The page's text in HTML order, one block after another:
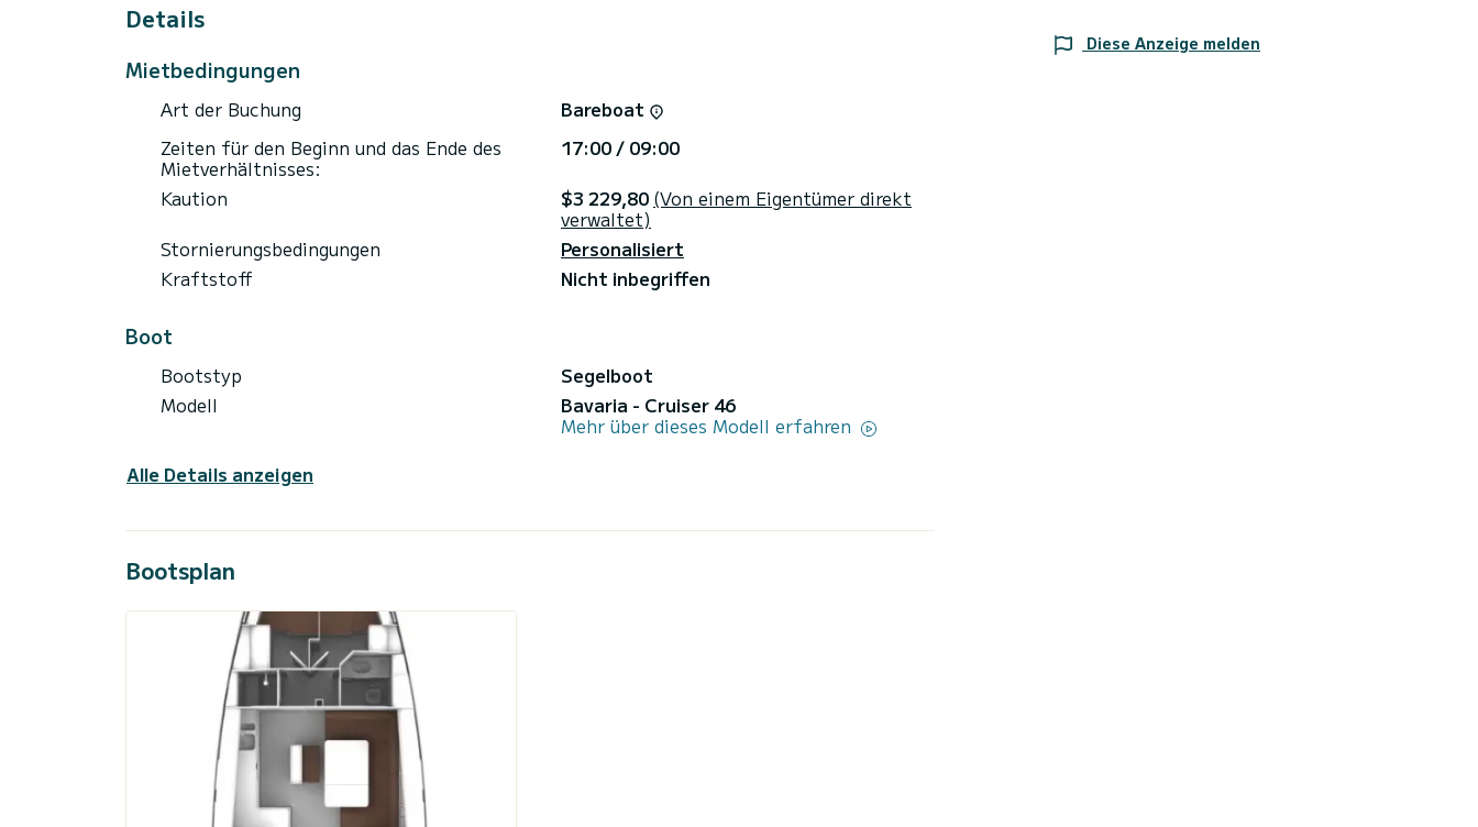
Für Ihren Komfort verfügt Orion über 3 Toiletten mit Dusche.
Dieses Boot ist mit einem Rollgroßsegel und einer Rollgenua ausgestattet. Es verfügt über
die folgende Ausstattung: Autopilot, Deckdusche.
Buchungsanfragen und Angebote werden direkt von SamBoat bearbeitet. Über die Plattform
Details
Mietbedingungen
Art der Buchung
Bareboat
Zeiten für den Beginn und das Ende des
Mietverhältnisses:
17:00 / 09:00
Kaution
$3 229,80 (Von einem Eigentümer direkt
verwaltet)
Stornierungsbedingungen
Personalisiert
Kraftstoff
Nicht inbegriffen
Boot
Bootstyp
Segelboot
Modell
Bavaria - Cruiser 46
Mehr über dieses Modell erfahren
Alle Details anzeigen
Bootsplan
Diese Anzeige melden